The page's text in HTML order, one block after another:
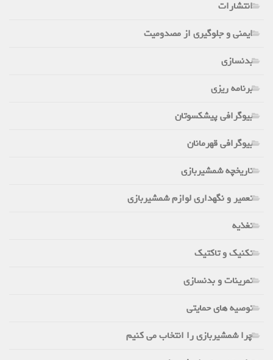
انتشارات
ایمنی و جلوگیری از مصدومیت
بدنسازی
برنامه ریزی
بیوگرافی پیشکسوتان
بیوگرافی قهرمانان
تاریخچه شمشیربازی
تعمیر و نگهداری لوازم شمشیربازی
تغذیه
تکنیک و تاکتیک
تمرینات و بدنسازی
توصیه های حمایتی
چرا شمشیربازی را انتخاب می کنیم